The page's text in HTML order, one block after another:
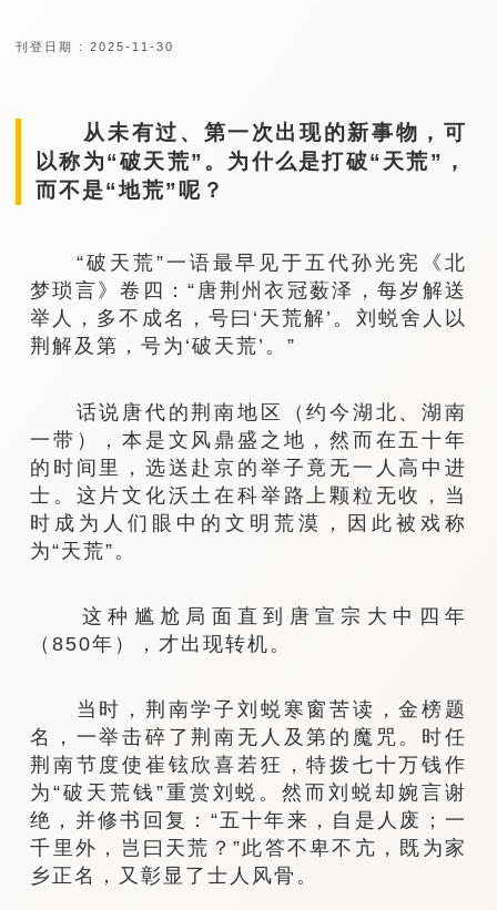
刊登日期 : 2025-11-30
从未有过、第一次出现的新事物，可
以称为“破天荒”。为什么是打破“天荒”，
而不是“地荒”呢？
“破天荒”一语最早见于五代孙光宪《北
梦琐言》卷四：“唐荆州衣冠薮泽，每岁解送
举人，多不成名，号曰‘天荒解’。刘蜕舍人以
荆解及第，号为‘破天荒’。”
话说唐代的荆南地区（约今湖北、湖南
一带），本是文风鼎盛之地，然而在五十年
的时间里，选送赴京的举子竟无一人高中进
士。这片文化沃土在科举路上颗粒无收，当
时成为人们眼中的文明荒漠，因此被戏称
为“天荒”。
这种尴尬局面直到唐宣宗大中四年
（850年），才出现转机。
当时，荆南学子刘蜕寒窗苦读，金榜题
名，一举击碎了荆南无人及第的魔咒。时任
荆南节度使崔铉欣喜若狂，特拨七十万钱作
为“破天荒钱”重赏刘蜕。然而刘蜕却婉言谢
绝，并修书回复：“五十年来，自是人废；一
千​​里外，岂曰天荒？”此答不卑不亢，既为家
乡正名，又彰显了士人风骨。